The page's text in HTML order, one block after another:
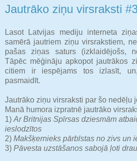
Jautrāko ziņu virsraksti
Lasot Latvijas mediju interneta
samērā jautriem ziņu virsrakstiem,
pašas ziņas saturs (izklaidējošs,
Tāpēc mēģināju apkopot jautrākos
citiem ir iespējams tos izlasīt,
pasmaidīt.
Jautrāko ziņu virsraksti par šo nedēļu
Manā humora izpratnē jautrāko
1) Ar Britnijas Spīrsas dziesmām
ieslodzītos
2) Makšķernieks pārbīstas no zivs un
3) Pāvesta uzstāšanos sabojā ļoti